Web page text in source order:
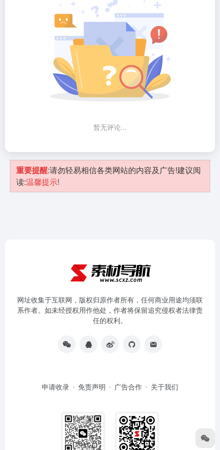
暂无评论...
重要提醒:请勿轻易相信各类网站的内容及广告!建议阅
读:温馨提示!
网址收集于互联网，版权归原作者所有，任何商业用途均须联
系作者。如未经授权用作他处，作者将保留追究侵权者法律责
任的权利。
申请收录 免责声明 广告合作 关于我们